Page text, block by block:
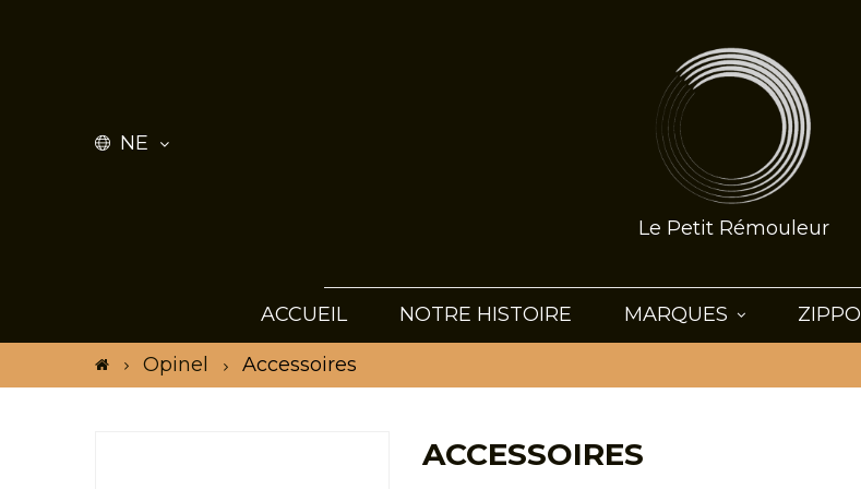
NE
Le Petit Rémouleur
ACCUEIL NOTRE HISTOIRE MARQUES ZIPPO
Opinel Accessoires
ACCESSOIRES